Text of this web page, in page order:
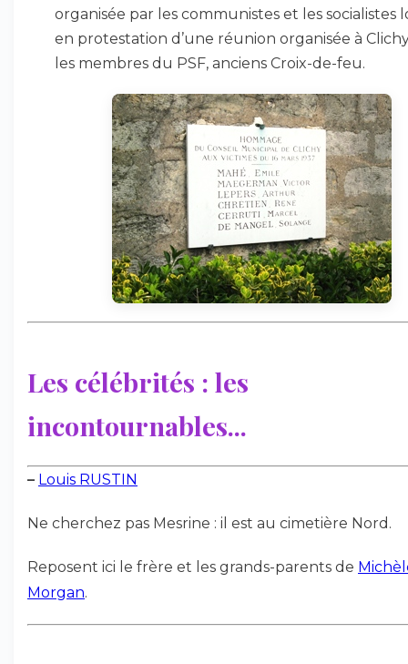
organisée par les communistes et les socialistes
en protestation d’une réunion organisée à
les membres du PSF, anciens Croix-de-feu.
Les célébrités : les
incontournables...
– Louis RUSTIN
Ne cherchez pas Mesrine : il est au cimetière Nord.
Reposent ici le frère et les grands-parents de
Morgan.